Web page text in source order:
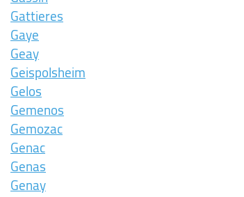
Gattieres
Gaye
Geay
Geispolsheim
Gelos
Gemenos
Gemozac
Genac
Genas
Genay